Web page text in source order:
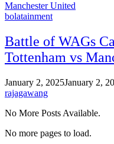
bolatainment
Battle of WAGs
Tottenham vs
January 2, 2025January 2,
rajagawang
No More Posts Available.
No more pages to load.